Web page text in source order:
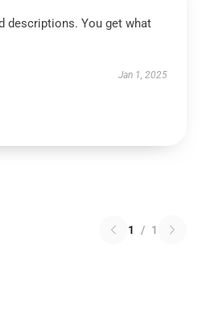
descriptions. You get what
Jan 1, 2025
1 / 1